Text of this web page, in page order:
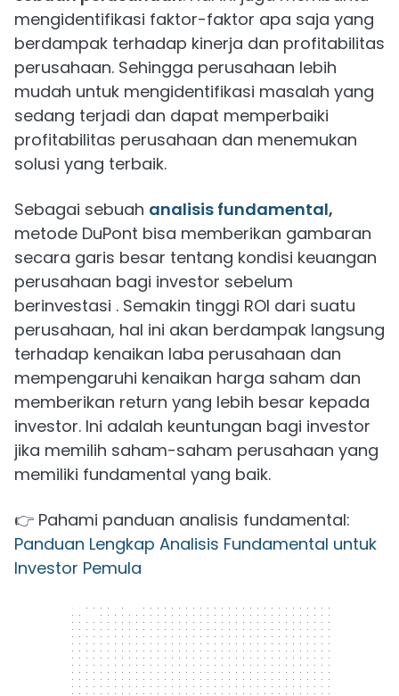
mengidentifikasi faktor-faktor apa saja yang
berdampak terhadap kinerja dan profitabilitas
perusahaan. Sehingga perusahaan lebih
mudah untuk mengidentifikasi masalah yang
sedang terjadi dan dapat memperbaiki
profitabilitas perusahaan dan menemukan
solusi yang terbaik.
Sebagai sebuah analisis fundamental,
metode DuPont bisa memberikan gambaran
secara garis besar tentang kondisi keuangan
perusahaan bagi investor sebelum
berinvestasi . Semakin tinggi ROI dari suatu
perusahaan, hal ini akan berdampak langsung
terhadap kenaikan laba perusahaan dan
mempengaruhi kenaikan harga saham dan
memberikan return yang lebih besar kepada
investor. Ini adalah keuntungan bagi investor
jika memilih saham-saham perusahaan yang
memiliki fundamental yang baik.
👉 Pahami panduan analisis fundamental:
Panduan Lengkap Analisis Fundamental untuk
Investor Pemula
300 x 250